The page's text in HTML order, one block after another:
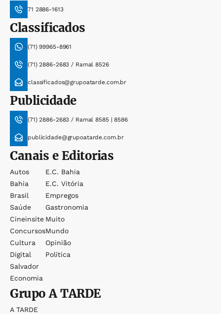
71 2886-1613
Classificados
(71) 99965-8961
(71) 2886-2683 / Ramal 8526
classificados@grupoatarde.com.br
Publicidade
(71) 2886-2683 / Ramal 8585 | 8586
publicidade@grupoatarde.com.br
Canais e Editorias
Autos
Bahia
Brasil
Saúde
Cineinsite
Concursos
Cultura
Digital
Salvador
Economia
E.c. Bahia
E.c. Vitória
Empregos
Gastronomia
Muito
Mundo
Opinião
Política
GrupoA TARDE
A TARDE